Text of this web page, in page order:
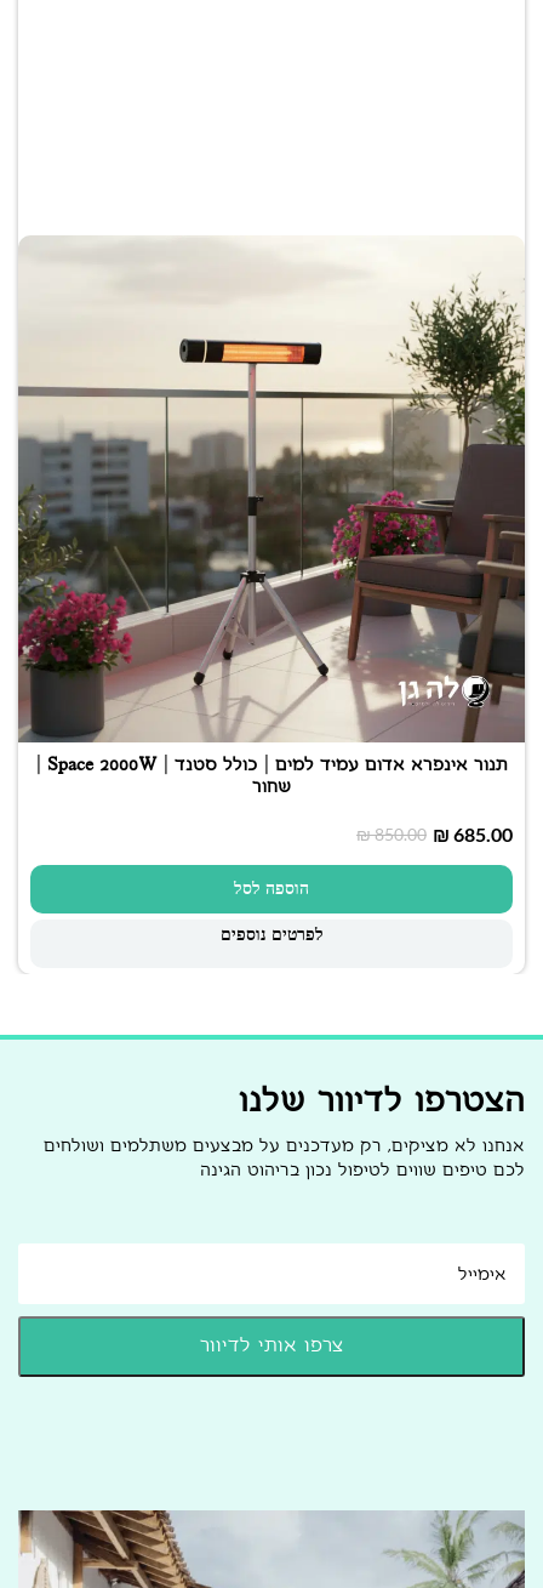
שחור
₪850.00 ₪ 685.00
הוספה לסל
לפרטים נוספים
הצטרפו לדיוור שלנו
אנחנו לא מציקים, רק מעדכנים על מבצעים משתלמים ושולחים
לכם טיפים שווים לטיפול נכון בריהוט הגינה